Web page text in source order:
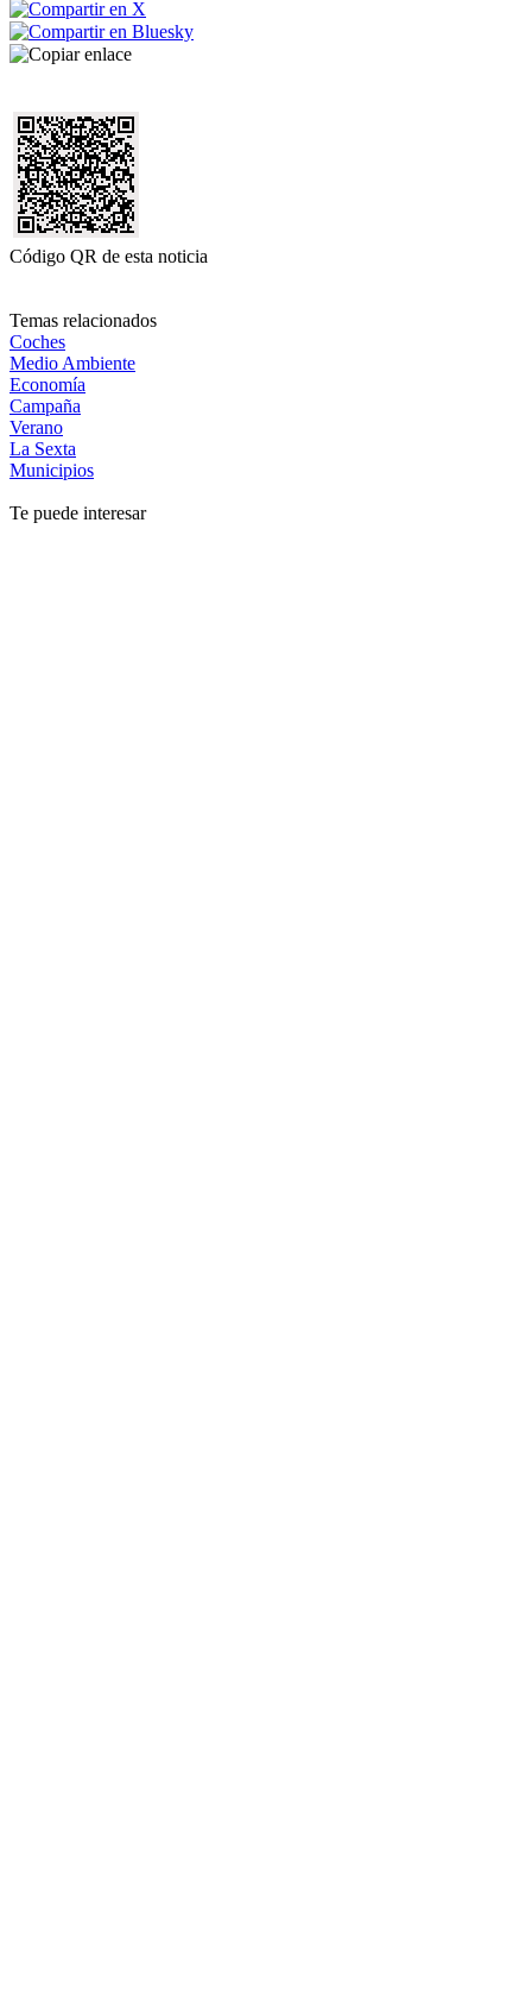
Código QR de esta noticia
Temas relacionados
Coches
Medio Ambiente
Economía
Campaña
Verano
La Sexta
Municipios
Te puede interesar